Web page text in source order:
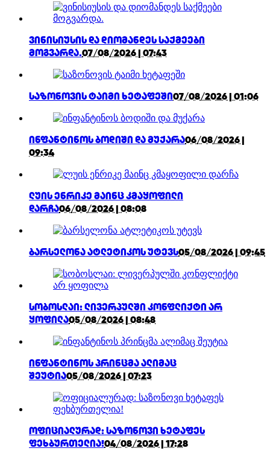
ვინისიუსის და დიომანდეს საქმეები
მოგვარდა.07/08/2026 | 07:43
საზონოვის ტაიმი ხეტაფეში07/08/2026 | 01:06
ინფანტინოს ბოდიში და მუქარა06/08/2026 |
09:34
ლუის ენრიკე მაინც კმაყოფილი
დარჩა06/08/2026 | 08:08
ბარსელონა ატლეტიკოს უტევს05/08/2026 | 09:45
სობოსლაი: ლივერპულში კონფლიქტი არ
ყოფილა05/08/2026 | 08:48
ინფანტინოს პრინცმა ალიმაც
შეუტია05/08/2026 | 07:23
ოფიციალურად: საზონოვი ხეტაფეს
ფეხბურთელია!04/08/2026 | 17:28